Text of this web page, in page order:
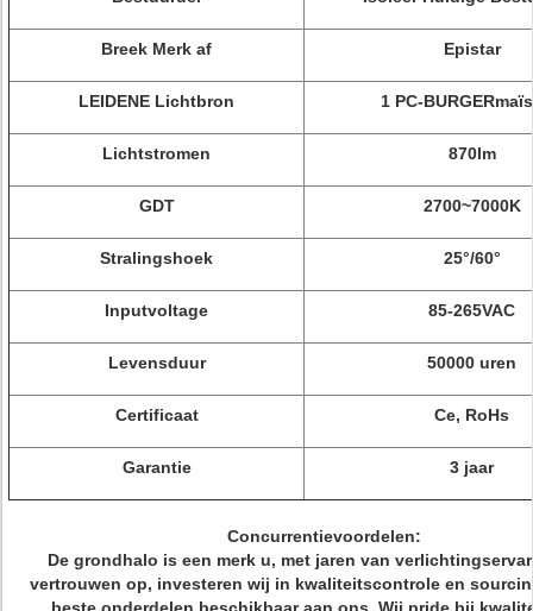
Breek Merk af Epistar
LEIDENE Lichtbron 1 PC-
Lichtstromen 870lm
GDT 2700~7000K
Stralingshoek 25°/60°
Inputvoltage 85-265VAC
Levensduur 50000 uren
Certificaat Ce, RoHs
Garantie 3 jaar
Concurrentievoordelen:
De grondhalo is een merk u, met jaren van
vertrouwen op, investeren wij in kwaliteitscontrole en